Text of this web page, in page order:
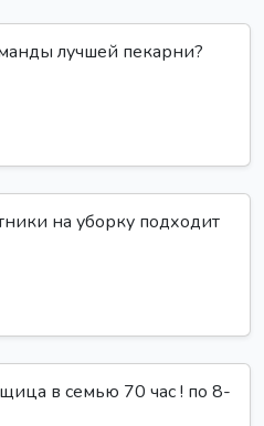
лучшей пекарни?
на уборку подходит
в семью 70 час ! по 8-